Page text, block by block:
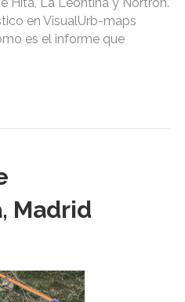
Hita, La Leontina y Nortron.
en VisualUrb-maps
es el informe que
Madrid